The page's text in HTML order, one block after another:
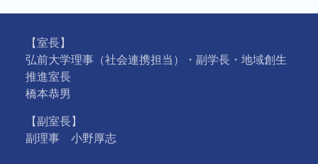
【室長】
弘前大学理事（社会連携担当）・副学長・地域創生
推進室長
橋本恭男
【副室長】
副理事 小野厚志